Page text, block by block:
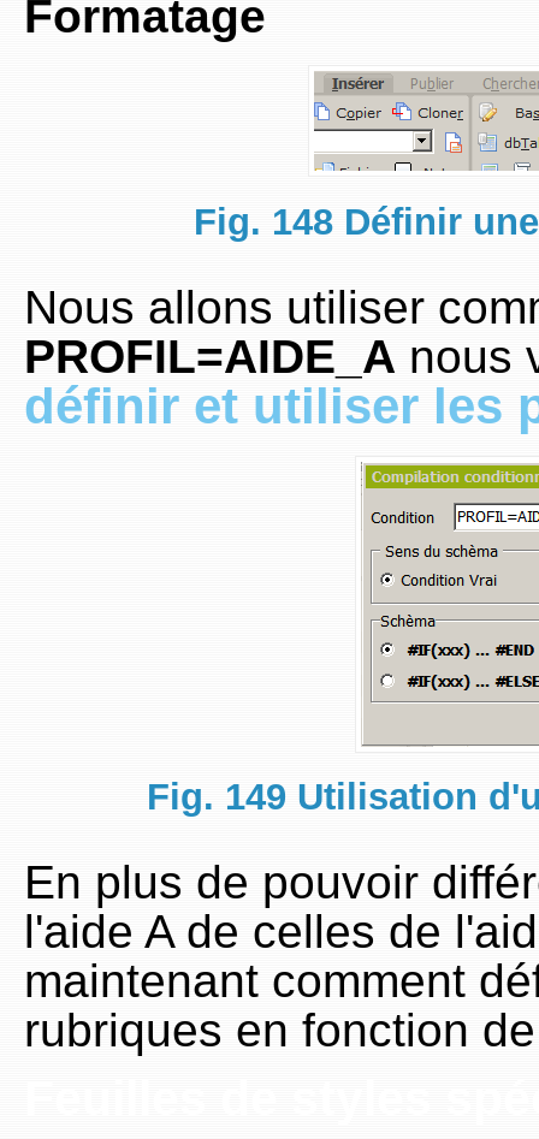
Formatage
Fig. 148 Définir
Nous allons utiliser
PROFIL=AIDE_A nous
définir et utiliser les
Fig. 149 Utilisation
En plus de pouvoir
l'aide A de celles de
maintenant comment
rubriques en fonction